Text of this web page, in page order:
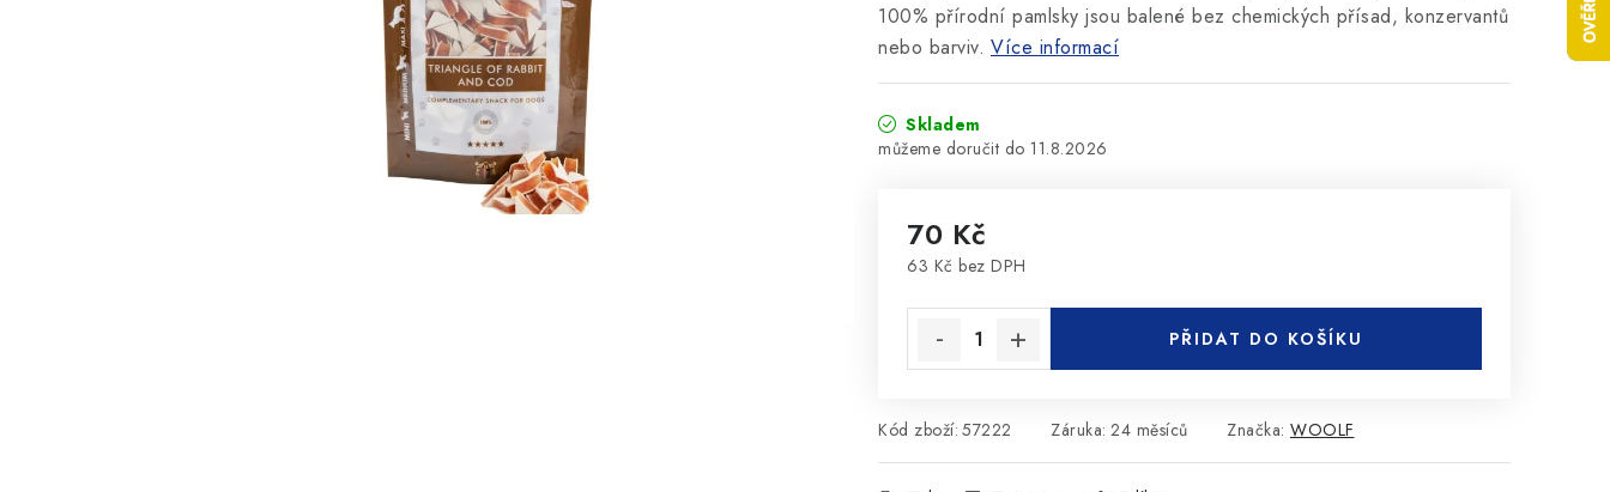
100% přírodní pamlsky jsou balené bez chemických přísad, konzervantů
nebo barviv. Více informací
Skladem
11.8.2026
70 Kč
63 Kč bez DPH
PŘIDAT DO KOŠÍKU
Kód zboží: 57222 Záruka: 24 měsíců Značka: WOOLF